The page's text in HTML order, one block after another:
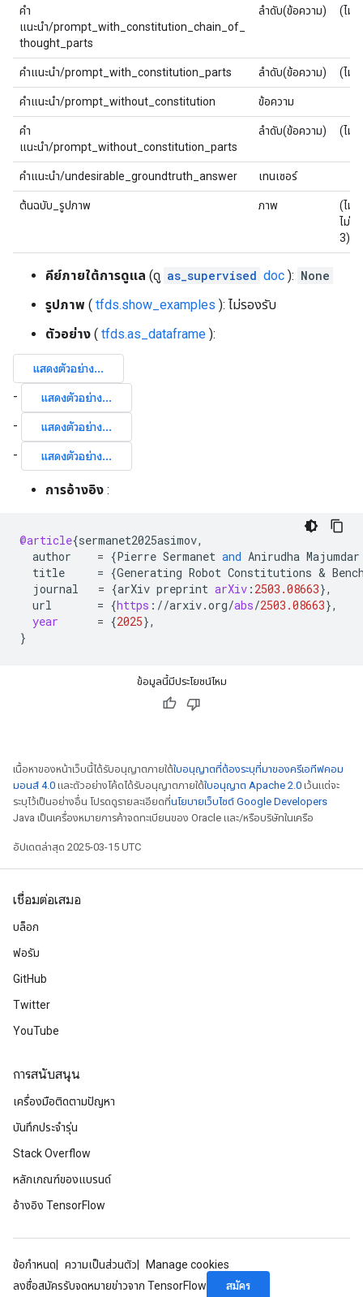
คำ
แนะนำ/prompt_with_constitution_chain_of_
thought_parts
ลำดับ(ข้อความ) (ไม่มี
คำแนะนำ/prompt_with_constitution_parts ลำดับ(ข้อความ) (ไม่มี
คำแนะนำ/prompt_without_constitution ข้อความ
คำ
แนะนำ/prompt_without_constitution_parts
ลำดับ(ข้อความ) (ไม่มี
คำแนะนำ/undesirable_groundtruth_answer เทนเซอร์
ต้นฉบับ_รูปภาพ ภาพ
(ไม่มี
ไม่มี
3)
คีย์ภายใต้การดูแล (ดู as_supervised doc ): None
รูปภาพ ( tfds.show_examples ): ไม่รองรับ
ตัวอย่าง ( tfds.as_dataframe ):
การอ้างอิง :
@article{sermanet2025asimov,
author
= {Pierre Sermanet and Anirudha Majumdar
title
= {Generating Robot Constitutions &
journal
= {arXiv preprint arXiv : 2503.08663},
url
= {https : //arxiv.org/abs/2503.08663},
year
= {2025},
}
ข้อมูลนี้มีประโยชน์ไหม
เนื้อหาของหน้าเว็บนี้ได้รับอนุญาตภายใต้ใบอนุญาตที่ต้องระบุที่มาของครีเอทีฟคอม
มอนส์ 4.0 และตัวอย่างโค้ดได้รับอนุญาตภายใต้ใบอนุญาต Apache 2.0 เว้นแต่จะ
ระบุไว้เป็นอย่างอื่น โปรดดูรายละเอียดที่นโยบายเว็บไซต์ Google Developers
Java เป็นเครื่องหมายการค้าจดทะเบียนของ Oracle และ/หรือบริษัทในเครือ
อัปเดตล่าสุด 2025-03-15 UTC
เชื่อมต่อเสมอ
บล็อก
ฟอรัม
GitHub
Twitter
YouTube
การสนับสนุน
เครื่องมือติดตามปัญหา
บันทึกประจำรุ่น
Stack Overflow
หลักเกณฑ์ของแบรนด์
อ้างอิง TensorFlow
ข้อกำหนด ความเป็นส่วนตัว
Manage cookies
ลงชื่อสมัครรับจดหมายข่าวจาก TensorFlow
สมัคร